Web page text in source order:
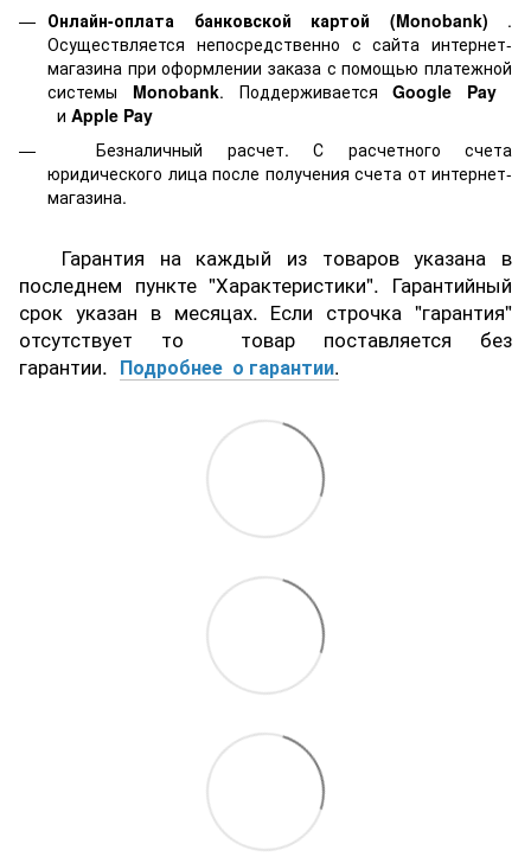
Онлайн-оплата банковской картой
(Monobank) .
Осуществляется непосредственно с сайта интернет-
магазина при оформлении заказа с помощью платежной
системы Monobank. ПоддерживаетсяGoogle Pay
и Apple Pay
Безналичный расчет. С расчетного счета
юридического лица после получения счета от интернет-
магазина.
Гарантия на каждый из товаров указана в
последнем пункте "Характеристики". Гарантийный
срок указан в месяцах. Если строчка "гарантия"
отсутствует то товар поставляется без
гарантии. Подробнее о гарантии.